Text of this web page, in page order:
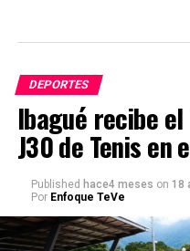
DEPORTES
Ibagué recibe el
J30 de Tenis en
Published hace4 meses on 18
Por Enfoque TeVe